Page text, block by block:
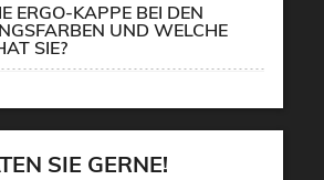
ERGO-KAPPE BEI DEN
UND WELCHE
SIE?
SIE GERNE!